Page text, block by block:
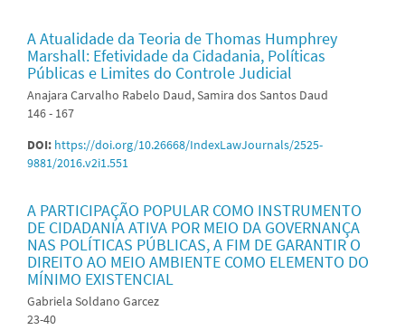
A Atualidade da Teoria de Thomas Humphrey
Marshall: Efetividade da Cidadania, Políticas
Públicas e Limites do Controle Judicial
Anajara Carvalho Rabelo Daud, Samira dos Santos Daud
146 - 167
DOI: https://doi.org/10.26668/IndexLawJournals/2525-
9881/2016.v2i1.551
A PARTICIPAÇÃO POPULAR COMO INSTRUMENTO
DE CIDADANIA ATIVA POR MEIO DA GOVERNANÇA
NAS POLÍTICAS PÚBLICAS, A FIM DE GARANTIR O
DIREITO AO MEIO AMBIENTE COMO ELEMENTO DO
MÍNIMO EXISTENCIAL
Gabriela Soldano Garcez
23-40